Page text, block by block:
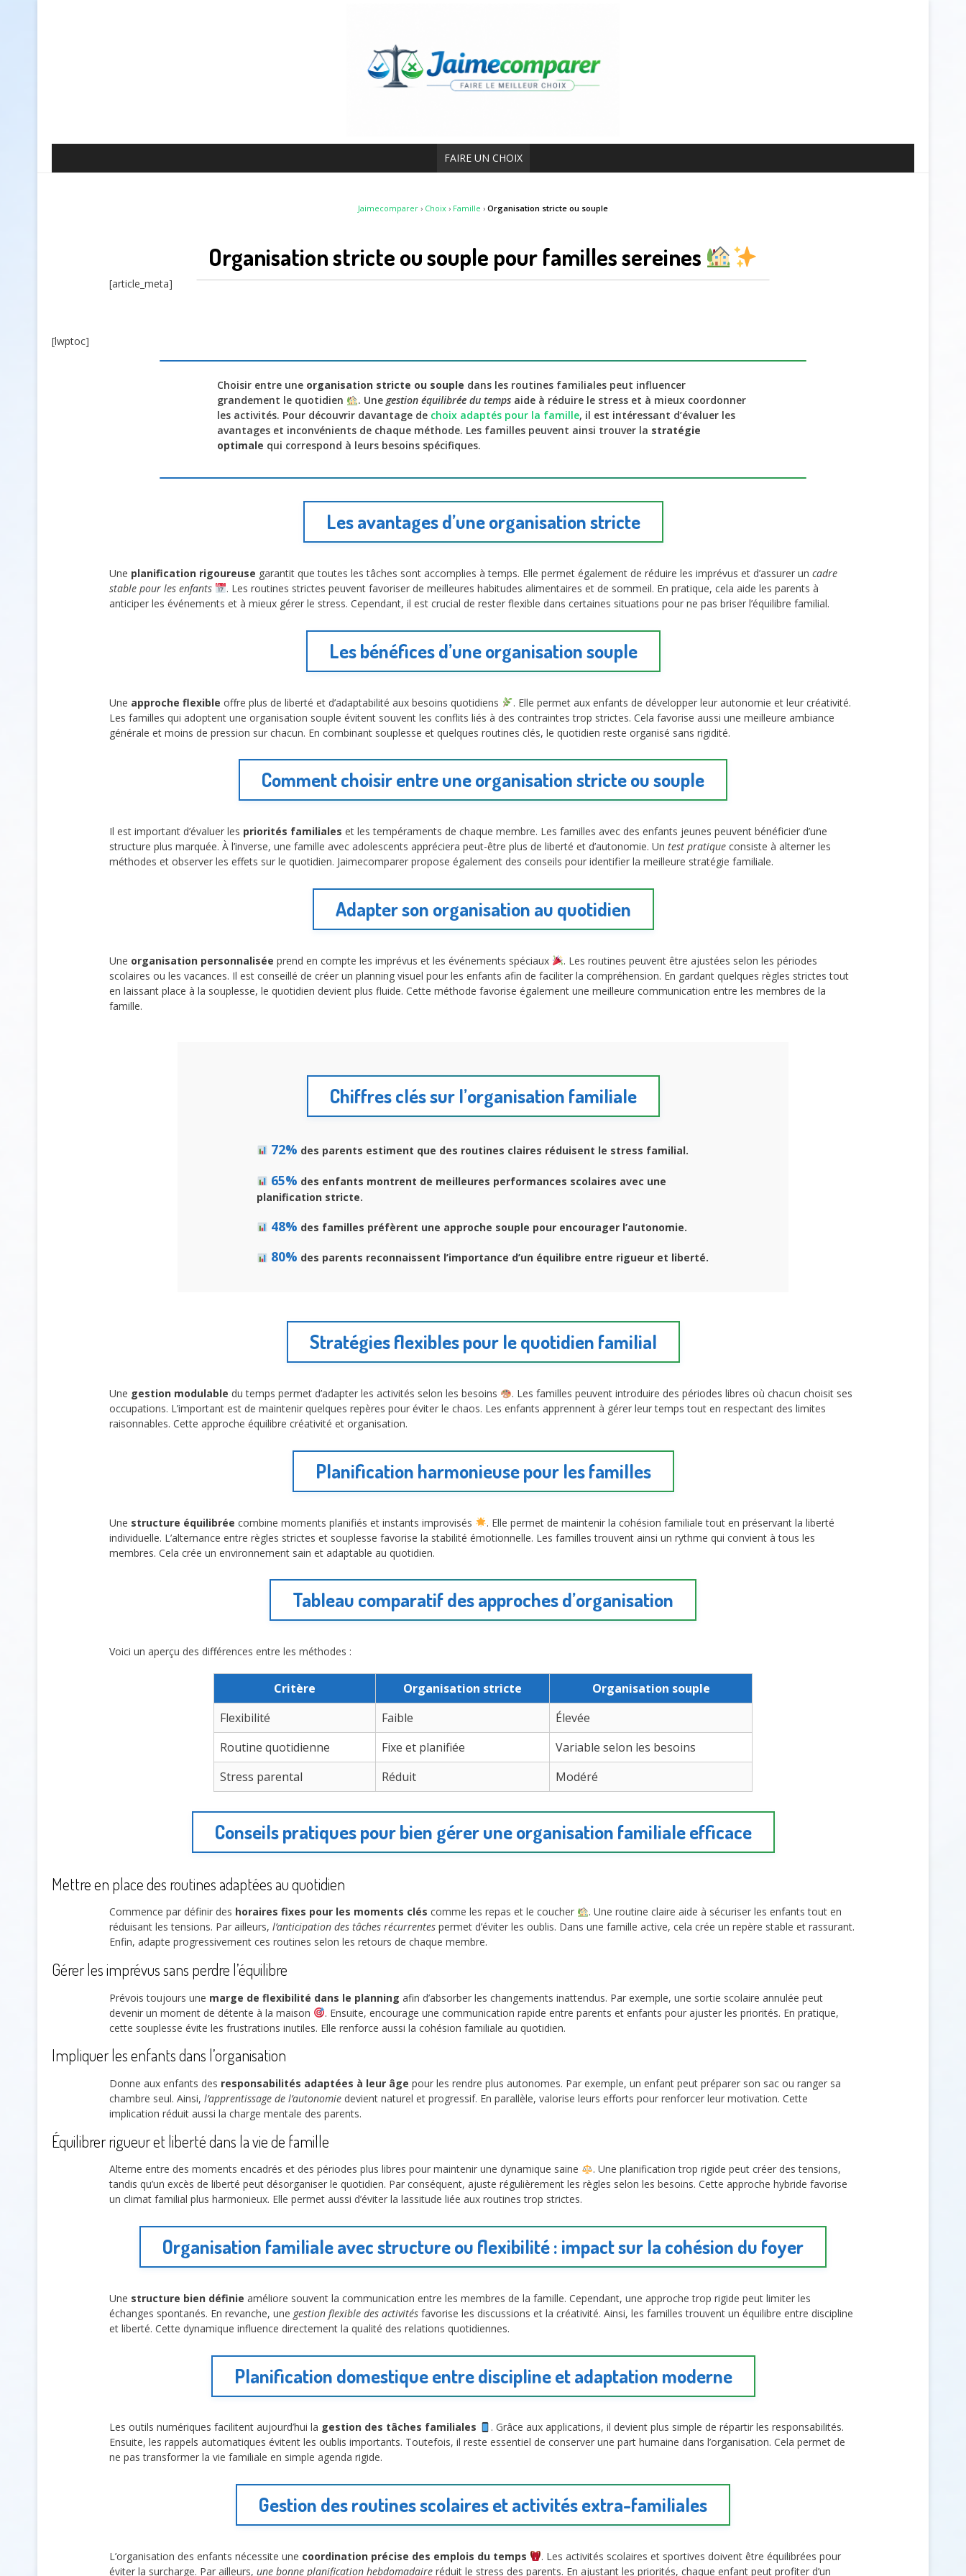
FAIRE UN CHOIX
Jaimecomparer › Choix › Famille › Organisation stricte ou souple
Organisation stricte ou souple pour familles sereines
[article_meta]
[lwptoc]
Choisir entre une organisation stricte ou souple dans les routines familiales peut influencer
grandement le quotidien
. Une gestion équilibrée du tempsaide à réduire le stress et à mieux coordonner
les activités. Pour découvrir davantage de choix adaptés pour la famille, il est intéressant d’évaluer les
avantages et inconvénients de chaque méthode. Les familles peuvent ainsi trouver la stratégie
optimale qui correspond à leurs besoins spécifiques.
Les avantages d’une organisation stricte
Une planification rigoureuse garantit que toutes les tâches sont accomplies à temps. Elle permet également de réduire les imprévus et d’assurer un cadre
stable pour les enfants
. Les routines strictes peuvent favoriser de meilleures habitudes alimentaires et de sommeil. En pratique, cela aide les parents à
anticiper les événements et à mieux gérer le stress. Cependant, il est crucial de rester flexible dans certaines situations pour ne pas briser l’équilibre familial.
Les bénéfices d’une organisation souple
Une approche flexible offre plus de liberté et d’adaptabilité aux besoins quotidiens
. Elle permet aux enfants de développer leur autonomie et leur créativité.
Les familles qui adoptent une organisation souple évitent souvent les conflits liés à des contraintes trop strictes. Cela favorise aussi une meilleure ambiance
générale et moins de pression sur chacun. En combinant souplesse et quelques routines clés, le quotidien reste organisé sans rigidité.
Comment choisir entre une organisation stricte ou souple
Il est important d’évaluer les priorités familiales et les tempéraments de chaque membre. Les familles avec des enfants jeunes peuvent bénéficier d’une
structure plus marquée. À l’inverse, une famille avec adolescents appréciera peut-être plus de liberté et d’autonomie. Un test pratique consiste à alterner les
méthodes et observer les effets sur le quotidien. Jaimecomparer propose également des conseils pour identifier la meilleure stratégie familiale.
Adapter son organisation au quotidien
Une organisation personnalisée prend en compte les imprévus et les événements spéciaux
. Les routines peuvent être ajustées selon les périodes
scolaires ou les vacances. Il est conseillé de créer un planning visuel pour les enfants afin de faciliter la compréhension. En gardant quelques règles strictes tout
en laissant place à la souplesse, le quotidien devient plus fluide. Cette méthode favorise également une meilleure communication entre les membres de la
famille.
Chiffres clés sur l’organisation familiale
72% des parents estiment que des routines claires réduisent le stress familial.
65% des enfants montrent de meilleures performances scolaires avec une
planification stricte.
48% des familles préfèrent une approche souple pour encourager l’autonomie.
80% des parents reconnaissent l’importance d’un équilibre entre rigueur et liberté.
Stratégies flexibles pour le quotidien familial
Une gestion modulable du temps permet d’adapter les activités selon les besoins
. Les familles peuvent introduire des périodes libres où chacun choisit ses
occupations. L’important est de maintenir quelques repères pour éviter le chaos. Les enfants apprennent à gérer leur temps tout en respectant des limites
raisonnables. Cette approche équilibre créativité et organisation.
Planification harmonieuse pour les familles
Une structure équilibrée combine moments planifiés et instants improvisés
. Elle permet de maintenir la cohésion familiale tout en préservant la liberté
individuelle. L’alternance entre règles strictes et souplesse favorise la stabilité émotionnelle. Les familles trouvent ainsi un rythme qui convient à tous les
membres. Cela crée un environnement sain et adaptable au quotidien.
Tableau comparatif des approches d’organisation
Voici un aperçu des différences entre les méthodes :
Critère Organisation stricte
Organisation souple
Flexibilité
Faible
Élevée
Routine quotidienne
Fixe et planifiée
Variable selon les besoins
Stress parental
Réduit Modéré
Conseils pratiques pour bien gérer une organisation familiale efficace
Mettre en place des routines adaptées au quotidien
Commence par définir des horaires fixes pour les moments clés comme les repas et le coucher
. Une routine claire aide à sécuriser les enfants tout en
réduisant les tensions. Par ailleurs, l’anticipation des tâches récurrentes permet d’éviter les oublis. Dans une famille active, cela crée un repère stable et rassurant.
Enfin, adapte progressivement ces routines selon les retours de chaque membre.
Gérer les imprévus sans perdre l’équilibre
Prévois toujours une marge de flexibilité dans le planning afin d’absorber les changements inattendus. Par exemple, une sortie scolaire annulée peut
devenir un moment de détente à la maison
. Ensuite, encourage une communication rapide entre parents et enfants pour ajuster les priorités. En pratique,
cette souplesse évite les frustrations inutiles. Elle renforce aussi la cohésion familiale au quotidien.
Impliquer les enfants dans l’organisation
Donne aux enfants des responsabilités adaptées à leur âge pour les rendre plus autonomes. Par exemple, un enfant peut préparer son sac ou ranger sa
chambre seul. Ainsi, l’apprentissage de l’autonomie devient naturel et progressif. En parallèle, valorise leurs efforts pour renforcer leur motivation. Cette
implication réduit aussi la charge mentale des parents.
Équilibrer rigueur et liberté dans la vie de famille
Alterne entre des moments encadrés et des périodes plus libres pour maintenir une dynamique saine
. Une planification trop rigide peut créer des tensions,
tandis qu’un excès de liberté peut désorganiser le quotidien. Par conséquent, ajuste régulièrement les règles selon les besoins. Cette approche hybride favorise
un climat familial plus harmonieux. Elle permet aussi d’éviter la lassitude liée aux routines trop strictes.
Organisation familiale avec structure ou flexibilité : impact sur la cohésion du foyer
Une structure bien définie améliore souvent la communication entre les membres de la famille. Cependant, une approche trop rigide peut limiter les
échanges spontanés. En revanche, une gestion flexible des activités favorise les discussions et la créativité. Ainsi, les familles trouvent un équilibre entre discipline
et liberté. Cette dynamique influence directement la qualité des relations quotidiennes.
Planification domestique entre discipline et adaptation moderne
Les outils numériques facilitent aujourd’hui la gestion des tâches familiales
. Grâce aux applications, il devient plus simple de répartir les responsabilités.
Ensuite, les rappels automatiques évitent les oublis importants. Toutefois, il reste essentiel de conserver une part humaine dans l’organisation. Cela permet de
ne pas transformer la vie familiale en simple agenda rigide.
Gestion des routines scolaires et activités extra-familiales
L’organisation des enfants nécessite une coordination précise des emplois du temps
. Les activités scolaires et sportives doivent être équilibrées pour
éviter la surcharge. Par ailleurs, une bonne planification hebdomadaire réduit le stress des parents. En ajustant les priorités, chaque enfant peut profiter d’un